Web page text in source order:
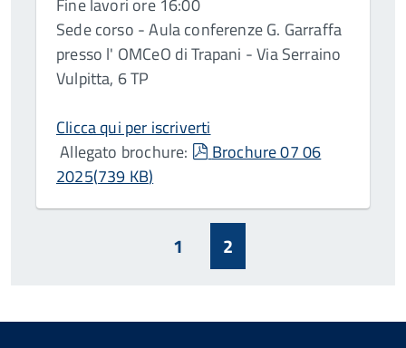
Fine lavori ore 16:00
Sede corso - Aula conferenze G. Garraffa
presso l' OMCeO di Trapani - Via Serraino
Vulpitta, 6 TP
Clicca qui per iscriverti
Allegato brochure:
pdf
Brochure 07 06
2025(739 KB)
1 2